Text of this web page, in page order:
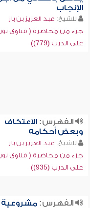
الإنجاب
للشيخ: عبد العزيز بن باز
جزء من محاضرة ( فتاوى نور
على الدرب (779))
الفهرس:الاعتكاف
وبعض أحكامه
للشيخ: عبد العزيز بن باز
جزء من محاضرة ( فتاوى نور
على الدرب (935))
الفهرس:مشروعية